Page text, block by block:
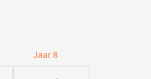
Jaar 8